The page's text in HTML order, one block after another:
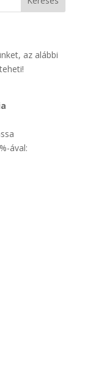
az alábbi
ával: